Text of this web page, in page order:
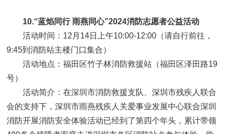
10.“蓝焰同行 雨燕同心”2024消防志愿者公益活动
活动时间：12月14日上午10:00-12:00（请自行前往，
9:45到消防站主楼门口集合）
活动地点：福田区竹子林消防救援站（福田区泽田路19
号）
活动简介：在深圳市消防救援支队、深圳市残疾人联合
会的支持下，深圳市雨燕残疾人关爱事业发展中心联合深圳
消防开展消防安全体验活动已经到了第四个年头，累计带领